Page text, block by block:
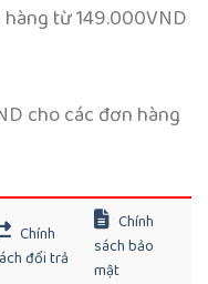
từ 149.000VND
cho các đơn hàng
Chính
đổi trả
Chính
sách bảo
mật